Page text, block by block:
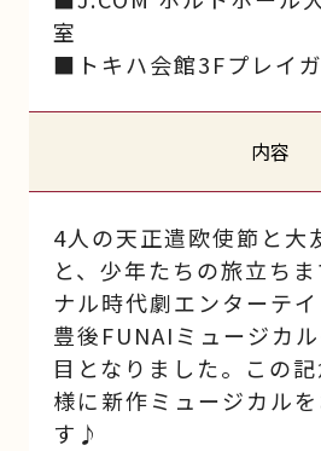
室
■トキハ会館3Fプレイ
内容
4人の天正遣欧使節と大
と、少年たちの旅立ち
ナル時代劇エンターテイ
豊後FUNAIミュージカ
目となりました。この
様に新作ミュージカル
す♪